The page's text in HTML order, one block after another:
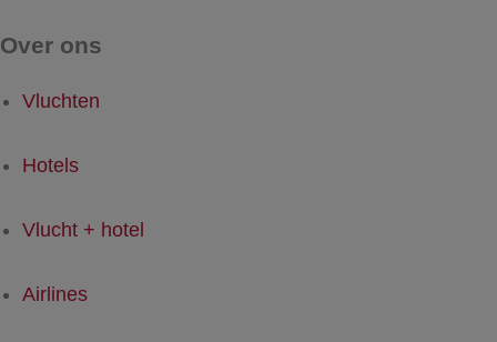
Over ons
Vluchten
Hotels
Vlucht + hotel
Airlines